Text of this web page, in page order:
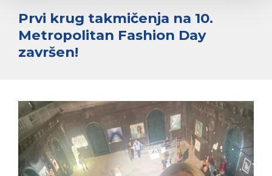
Prvi krug takmičenja na 10.
Metropolitan Fashion Day
završen!